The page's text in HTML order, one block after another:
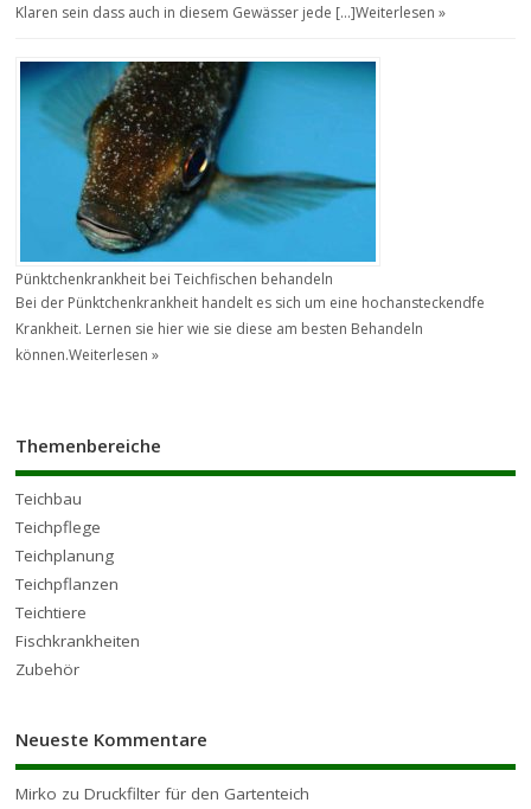
Klaren sein dass auch in diesem Gewässer jede […]Weiterlesen »
Pünktchenkrankheit bei Teichfischen behandeln
Bei der Pünktchenkrankheit handelt es sich um eine hochansteckendfe
Krankheit. Lernen sie hier wie sie diese am besten Behandeln
können.Weiterlesen »
Themenbereiche
Teichbau
Teichpflege
Teichplanung
Teichpflanzen
Teichtiere
Fischkrankheiten
Zubehör
Neueste Kommentare
Mirko zuDruckfilter für den Gartenteich